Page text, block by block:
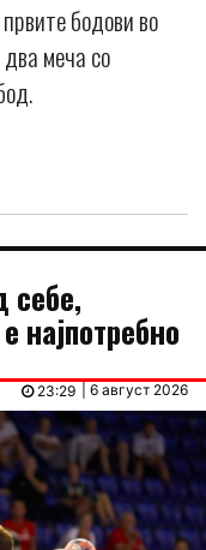
бодови во
меча со
себе,
најпотребно
| 6 август 2026
23:29